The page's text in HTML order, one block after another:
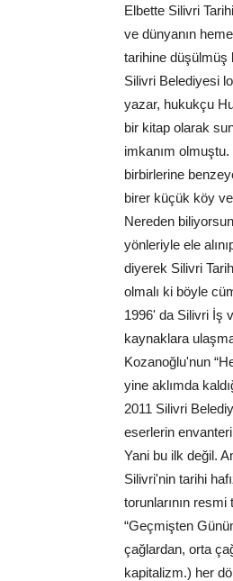
Elbette Silivri
ve dünyanın
tarihine düşülmüş
Silivri Belediyesi
yazar, hukukçu
bir kitap olarak
imkanım
birbirlerine
birer küçük köy
Nereden
yönleriyle ele
diyerek Silivri
olmalı ki böyle
1996' da Silivri İş
kaynaklara
Kozanoğlu'nun
yine aklımda
2011 Silivri
eserlerin
Yani bu ilk değil.
Silivri'nin tarihi
torunlarının
“Geçmişten
çağlardan, orta
kapitalizm.) her